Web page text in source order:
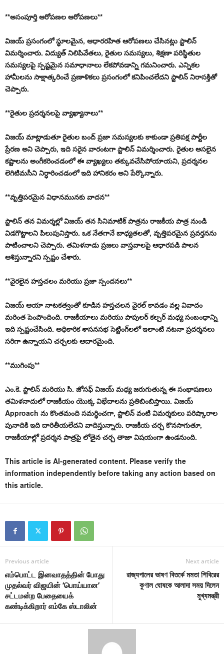
**అసంపూర్తి ఆరోపణల ఆరోపణలు**
విజయ్ ప్రసంగంలో స్థూలమైన, ఆధారరహిత ఆరోపణలు చేసినట్లు స్టాలిన్
విమర్శించారు. విద్యుత్ నిలిపివేతలు, రైతుల సమస్యలు, శిక్షణా పరిస్థితుల
సమస్యలపై స్పష్టమైన సమాధానాలు లేకపోవడాన్ని గమనించారు. ఎన్నికల
హామీలను సాక్షాత్కరించే ప్రణాళికలు ప్రసంగంలో కనిపించలేదని స్టాలిన్ నిరాసక్తితో
చెప్పారు.
**రైతుల ప్రదర్శనలపై వ్యాఖ్యానాలు**
విజయ్ మాట్లాడుతూ రైతుల బంద్ ప్రజా సమస్యలకు కాకుండా ప్రతిపక్ష పార్టీల
ప్రేరణ అని చెప్పారు, ఇది సరైన వారంటగా స్టాలిన్ విమర్శించారు. రైతుల అసలైన
కష్టాలను అంగీకరించడంలో ఈ వ్యాఖ్యలు తక్కువచేసిపోయాయని, ప్రదర్శనల
లెగిటిమసీని నిర్ధారించడంలో ఇది హానికరం అని పేర్కొన్నారు.
**వృత్తిపరమైన విధానమునకు వాదన**
స్టాలిన్ తన విమర్శల్లో విజయ్ తన సినిమాటిక్ పాత్రను రాజకీయ పాత్ర నుండి
విడగొట్టాలని పిలుపునిస్తారు. ఒక నేతగానే బాధ్యతలతో, వృత్తిపరమైన ప్రవర్తనను
పాటించాలని చెప్పారు. తమిళనాడు ప్రజలు వాస్తవాలపై ఆధారపడి పాలన
ఆశిస్తున్నారని స్పష్టం చేశారు.
**వైరలైన హస్తచలం మరియు ప్రజా స్పందనలు**
విజయ్ ఆయా నాటకత్వంతో కూడిన హస్తచలన వైరల్ కావడం వల్ల వివాదం
మరింత పెంపొందింది. రాజకీయాలు మరియు పాపులర్ కల్చర్ మధ్య సంబంధాన్ని
ఇది స్పష్టంచేసింది. అధికారిక శాసనసభ సెట్టింగ్‌లలో ఇలాంటి నటనా ప్రదర్శనలు
సరిగా ఉన్నాయని చర్చలకు ఆదారమైంది.
**ముగింపు**
ఎం.కె. స్టాలిన్ మరియు సి. జోసఫ్ విజయ్ మధ్య జరుగుతున్న ఈ సంభాషణలు
తమిళనాదులో రాజకీయం యొక్క విభేదాలను ప్రతిబింబిస్తాయి. విజయ్
Approach ను కొంతమంది సమర్థించగా, స్టాలిన్ వంటి విమర్శకులు పరిష్కారాల
పునాదికి ఇది దారితీయలేదని వాదిస్తున్నారు. రాజకీయ చర్చ కొనసాగుతూ,
రాజకీయాల్లో ప్రదర్శన పాత్రపై లోతైన చర్చ తాజా విషయంగా ఉండనుంది.
This article is AI-generated content. Please verify the
information independently before taking any action based on
this article.
Previous article
எம்பொட்ட இனவாதத்தின் போது
முதல்வர் விஜயின் ‘பொய்யான’
சட்டமன்ற பேதையைக்
கண்டிக்கிறார் எம்கே ஸ்டாலின்
Next article
রাজ্যপালের ভাষণ বিতর্কে মমতা শিবিরের
কুণাল ঘোষকে আলাদা সময় দিলেন
মুখ্যমন্ত্রী